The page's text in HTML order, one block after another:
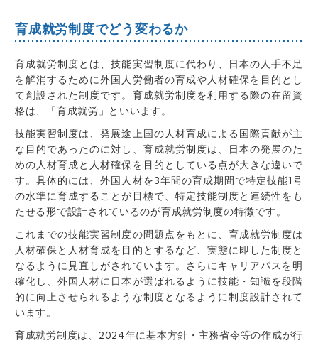
育成就労制度でどう変わるか
育成就労制度とは、技能実習制度に代わり、日本の人手不足
を解消するために外国人労働者の育成や人材確保を目的とし
て創設された制度です。育成就労制度を利用する際の在留資
格は、「育成就労」といいます。
技能実習制度は、発展途上国の人材育成による国際貢献が主
な目的であったのに対し、育成就労制度は、日本の発展のた
めの人材育成と人材確保を目的としている点が大きな違いで
す。具体的には、外国人材を3年間の育成期間で特定技能1号
の水準に育成することが目標で、特定技能制度と連続性をも
たせる形で設計されているのが育成就労制度の特徴です。
これまでの技能実習制度の問題点をもとに、育成就労制度は
人材確保と人材育成を目的とするなど、実態に即した制度と
なるように見直しがされています。さらにキャリアパスを明
確化し、外国人材に日本が選ばれるように技能・知識を段階
的に向上させられるような制度となるように制度設計されて
います。
育成就労制度は、2024年に基本方針・主務省令等の作成が行